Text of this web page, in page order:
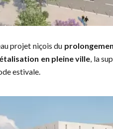
projet niçois du
en pleine ville, la
estivale.